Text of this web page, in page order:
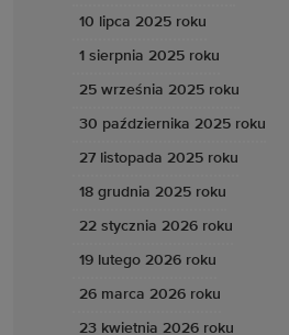
10 lipca 2025 roku
1 sierpnia 2025 roku
25 września 2025 roku
30 października 2025 roku
27 listopada 2025 roku
18 grudnia 2025 roku
22 stycznia 2026 roku
19 lutego 2026 roku
26 marca 2026 roku
23 kwietnia 2026 roku